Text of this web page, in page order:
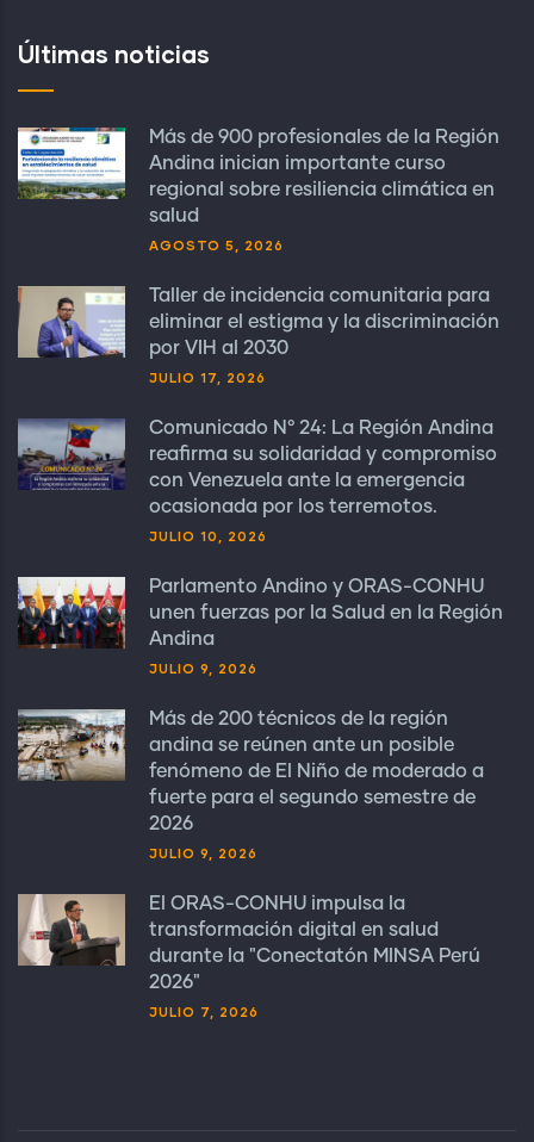
Últimas noticias
Más de 900 profesionales de la Región
Andina inician importante curso
regional sobre resiliencia climática en
salud
AGOSTO 5, 2026
Taller de incidencia comunitaria para
eliminar el estigma y la discriminación
por VIH al 2030
JULIO 17, 2026
Comunicado N° 24: La Región Andina
reafirma su solidaridad y compromiso
con Venezuela ante la emergencia
ocasionada por los terremotos.
JULIO 10, 2026
Parlamento Andino y ORAS-CONHU
unen fuerzas por la Salud en la Región
Andina
JULIO 9, 2026
Más de 200 técnicos de la región
andina se reúnen ante un posible
fenómeno de El Niño de moderado a
fuerte para el segundo semestre de
2026
JULIO 9, 2026
El ORAS-CONHU impulsa la
transformación digital en salud
durante la "Conectatón MINSA Perú
2026"
JULIO 7, 2026